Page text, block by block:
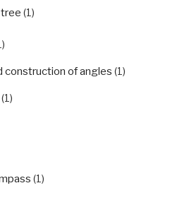
(1)
construction of angles (1)
(1)
(1)